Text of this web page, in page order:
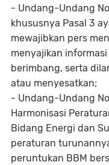
- Undang-Undang
khususnya Pasal 3
mewajibkan pers
menyajikan
berimbang, serta
atau menyesatkan;
- Undang-Undang
Harmonisasi
Bidang Energi dan
peraturan
peruntukan BBM